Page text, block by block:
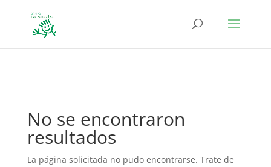
No se encontraron
resultados
La página solicitada no pudo encontrarse. Trate de